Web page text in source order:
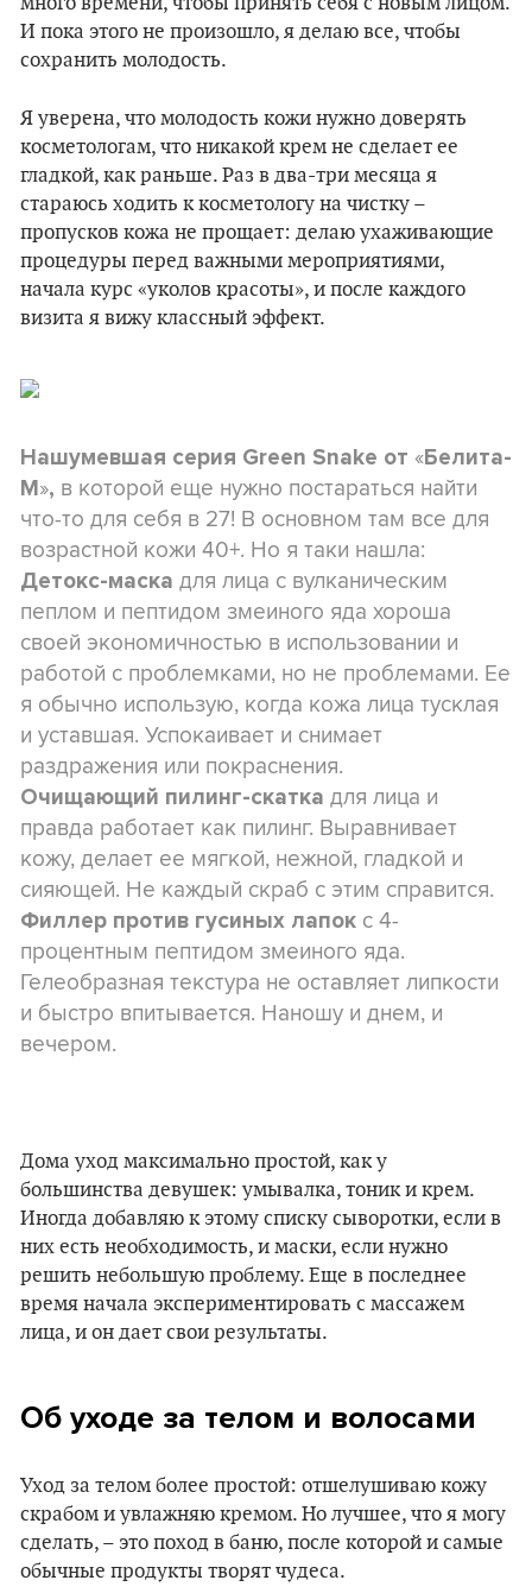
И пока этого не произошло, я делаю все, чтобы
сохранить молодость.
Я уверена, что молодость кожи нужно доверять
косметологам, что никакой крем не сделает ее
гладкой, как раньше. Раз в два-три месяца я
стараюсь ходить к косметологу на чистку –
пропусков кожа не прощает: делаю ухаживающие
процедуры перед важными мероприятиями,
начала курс «уколов красоты», и после каждого
визита я вижу классный эффект.
Нашумевшая серия Green Snake от «Белита-
М», в которой еще нужно постараться найти
что-то для себя в 27! В основном там все для
возрастной кожи 40+. Но я таки нашла:
Детокс-маска для лица с вулканическим
пеплом и пептидом змеиного яда хороша
своей экономичностью в использовании и
работой с проблемками, но не проблемами. Ее
я обычно использую, когда кожа лица тусклая
и уставшая. Успокаивает и снимает
раздражения или покраснения.
Очищающий пилинг-скатка для лица и
правда работает как пилинг. Выравнивает
кожу, делает ее мягкой, нежной, гладкой и
сияющей. Не каждый скраб с этим справится.
Филлер против гусиных лапок с 4-
процентным пептидом змеиного яда.
Гелеобразная текстура не оставляет липкости
и быстро впитывается. Наношу и днем, и
вечером.
Дома уход максимально простой, как у
большинства девушек: умывалка, тоник и крем.
Иногда добавляю к этому списку сыворотки, если в
них есть необходимость, и маски, если нужно
решить небольшую проблему. Еще в последнее
время начала экспериментировать с массажем
лица, и он дает свои результаты.
Об уходе за телом и волосами
Уход за телом более простой: отшелушиваю кожу
скрабом и увлажняю кремом. Но лучшее, что я могу
сделать, – это поход в баню, после которой и самые
обычные продукты творят чудеса.